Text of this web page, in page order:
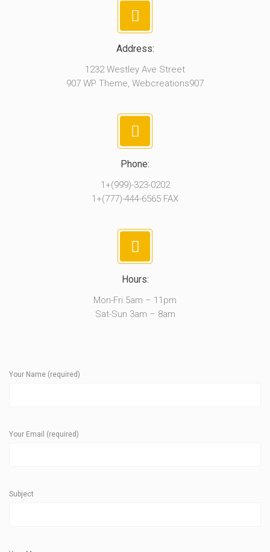
Address:
1232 Westley Ave Street
907 WP Theme, Webcreations907
Phone:
1+(999)-323-0202
1+(777)-444-6565 FAX
Hours:
Mon-Fri 5am – 11pm
Sat-Sun 3am – 8am
Your Name (required)
Your Email (required)
Subject